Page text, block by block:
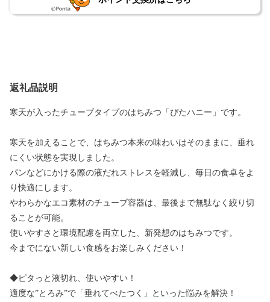
返礼品説明
寒天が入ったチューブタイプのはちみつ「ぴたハニー」です。
寒天を加えることで、はちみつ本来の味わいはそのままに、垂れ
にくい状態を実現しました。
パンなどにかける際の液だれストレスを軽減し、毎日の食卓をよ
り快適にします。
やわらかなエコ素材のチューブ容器は、最後まで無駄なく絞り切
ることが可能。
使いやすさと環境配慮を両立した、新発想のはちみつです。
今までにない新しい食感をお楽しみください！
◆ピタっと液切れ、使いやすい！
適度な”とろみ”で「垂れてべたつく」といった悩みを解決！